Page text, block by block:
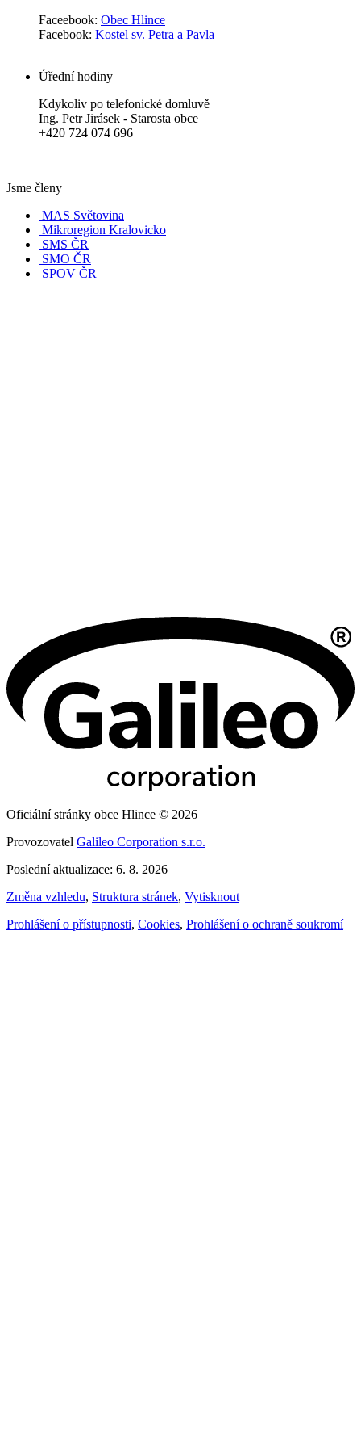
Faceebook: Obec Hlince
Facebook: Kostel sv. Petra a Pavla
Úřední hodiny
Kdykoliv po telefonické domluvě
Ing. Petr Jirásek - Starosta obce
+420 724 074 696
Jsme členy
MAS Světovina
Mikroregion Kralovicko
SMS ČR
SMO ČR
SPOV ČR
Oficiální stránky obce Hlince © 2026
Provozovatel Galileo Corporation s.r.o.
Poslední aktualizace: 6. 8. 2026
Změna vzhledu, Struktura stránek, Vytisknout
Prohlášení o přístupnosti, Cookies, Prohlášení o ochraně soukromí